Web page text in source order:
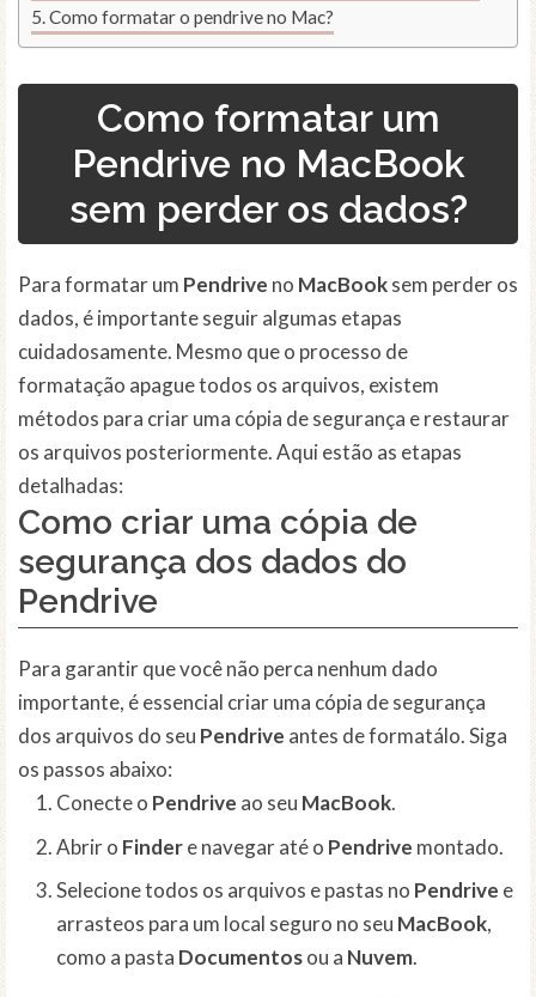
Como formatar o pendrive no Mac?
Como formatar um
Pendrive no MacBook
sem perder os dados?
Para formatar um Pendrive no MacBooksem perder os
dados, é importante seguir algumas etapas
cuidadosamente. Mesmo que o processo de
formatação apague todos os arquivos, existem
métodos para criar uma cópia de segurança e restaurar
os arquivos posteriormente. Aqui estão as etapas
detalhadas:
Como criar uma cópia de
segurança dos dados do
Pendrive
Para garantir que você não perca nenhum dado
importante, é essencial criar uma cópia de segurança
dos arquivos do seu Pendrive antes de formatálo. Siga
os passos abaixo:
Conecte o Pendrive ao seu MacBook.
Abrir o Findere navegar até o Pendrive montado.
Selecione todos os arquivos e pastas no Pendrive e
arrasteos para um local seguro no seu MacBook,
como a pasta Documentosou a Nuvem.